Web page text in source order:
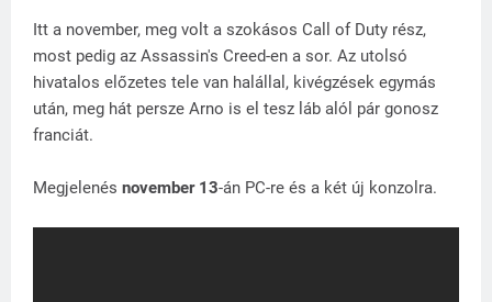
Itt a november, meg volt a szokásos Call of Duty rész,
most pedig az Assassin's Creed-en a sor. Az utolsó
hivatalos előzetes tele van halállal, kivégzések egymás
után, meg hát persze Arno is el tesz láb alól pár gonosz
franciát.
Megjelenés november 13-án PC-re és a két új konzolra.